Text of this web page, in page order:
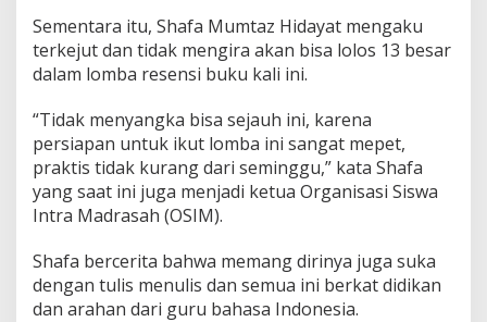
Sementara itu, Shafa Mumtaz Hidayat mengaku
terkejut dan tidak mengira akan bisa lolos 13 besar
dalam lomba resensi buku kali ini.
“Tidak menyangka bisa sejauh ini, karena
persiapan untuk ikut lomba ini sangat mepet,
praktis tidak kurang dari seminggu,” kata Shafa
yang saat ini juga menjadi ketua Organisasi Siswa
Intra Madrasah (OSIM).
Shafa bercerita bahwa memang dirinya juga suka
dengan tulis menulis dan semua ini berkat didikan
dan arahan dari guru bahasa Indonesia.